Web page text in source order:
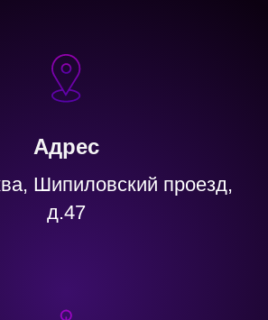
Адрес
Шипиловский проезд,
д.47